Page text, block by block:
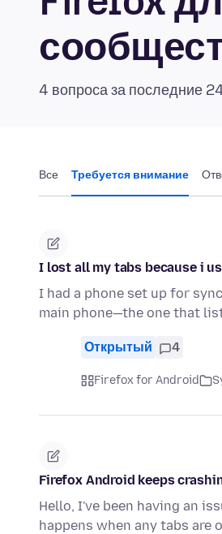
4 вопроса за последние
Все Требуется внимание
I lost all my tabs because i
I had a phone set up for
main phone—the one that
Открытый 4
Firefox for Android
Firefox Android keeps
Hello, I've been having an
happens when any tabs are